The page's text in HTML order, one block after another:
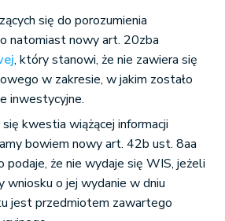
się do porozumienia
natomiast nowy art. 20zba
, który stanowi, że nie zawiera się
w zakresie, w jakim zostało
inwestycyjne.
kwestia wiążącej informacji
bowiem nowy art. 42b ust. 8aa
że nie wydaje się WIS, jeżeli
o jej wydanie w dniu
jest przedmiotem zawartego